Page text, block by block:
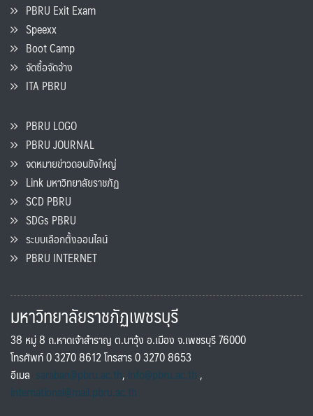
PBRU Exit Exam
Speexx
Boot Camp
จัดซื้อจัดจ้าง
ITA PBRU
PBRU LOGO
PBRU JOURNAL
จดหมายข่าวดอนขังใหญ่
Link มหาวิทยาลัยราชภัฏ
SCD PBRU
SDGs PBRU
ระบบเลือกตั้งออนไลน์
PBRU INTERNET
มหาวิทยาลัยราชภัฏเพชรบุรี
38 หมู่ 8 ถ.หาดเจ้าสำราญ ต.นาวุ้ง อ.เมือง จ.เพชรบุรี 76000
โทรศัพท์ 0 3270 8612 โทรสาร 0 3270 8653
อีเมล saraban@pbru.ac.th, info@pbru.ac.th,
international@mail.pbru.ac.th